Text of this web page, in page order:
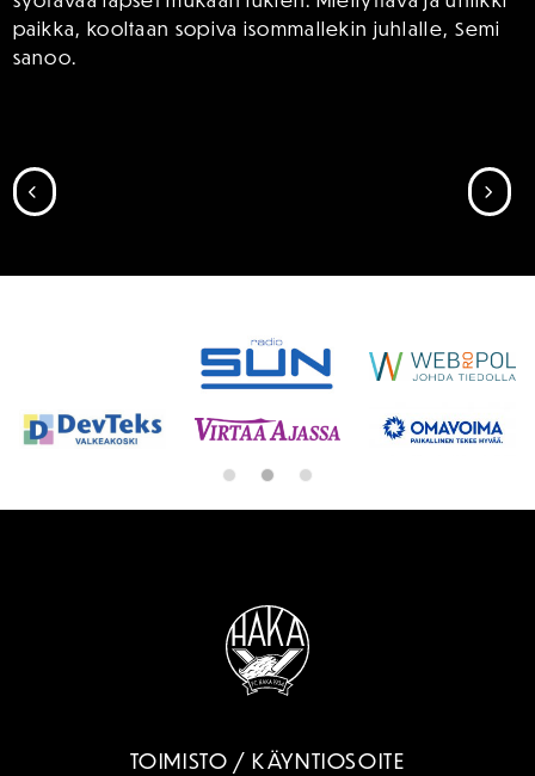
paikka, kooltaan sopiva isommallekin juhlalle, Semi
sanoo.
SIIRRY EDELLISEEN
TOIMISTO / KÄYNTIOSOITE